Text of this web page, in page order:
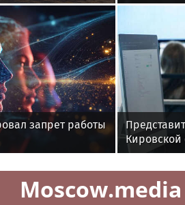
запрет работы
Кировской
задач по
Moscow.media